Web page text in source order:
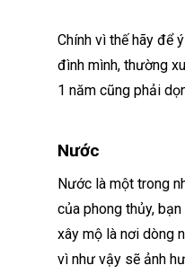
Chính vì thế hãy để
đình mình, thường
1 năm cũng phải
Nước
Nước là một trong
của phong thủy,
xây mộ là nơi dòng
vì như vậy sẽ ảnh